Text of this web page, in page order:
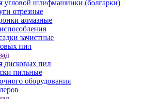
угловой шлифмашинки (болгарки)
отрезные
алмазные
зачистные
пил
дисковых пил
пильные
оборудования